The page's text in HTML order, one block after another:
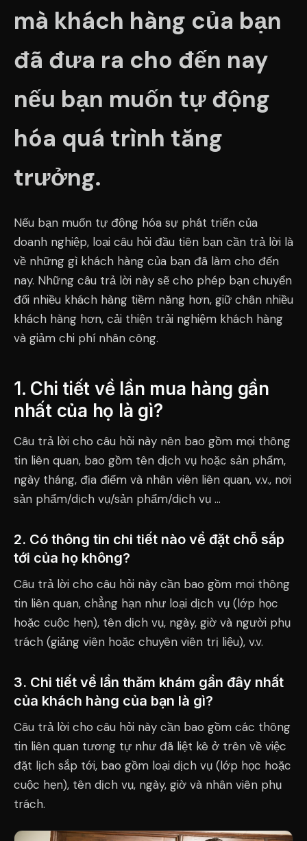
mà khách hàng của bạn
đã đưa ra cho đến nay
nếu bạn muốn tự động
hóa quá trình tăng
trưởng.
Nếu bạn muốn tự động hóa sự phát triển của
doanh nghiệp, loại câu hỏi đầu tiên bạn cần trả lời là
về những gì khách hàng của bạn đã làm cho đến
nay. Những câu trả lời này sẽ cho phép bạn chuyển
đổi nhiều khách hàng tiềm năng hơn, giữ chân nhiều
khách hàng hơn, cải thiện trải nghiệm khách hàng
và giảm chi phí nhân công.
1. Chi tiết về lần mua hàng gần
nhất của họ là gì?
Câu trả lời cho câu hỏi này nên bao gồm mọi thông
tin liên quan, bao gồm tên dịch vụ hoặc sản phẩm,
ngày tháng, địa điểm và nhân viên liên quan, v.v., nơi
sản phẩm/dịch vụ/sản phẩm/dịch vụ ...
2. Có thông tin chi tiết nào về đặt chỗ sắp
tới của họ không?
Câu trả lời cho câu hỏi này cần bao gồm mọi thông
tin liên quan, chẳng hạn như loại dịch vụ (lớp học
hoặc cuộc hẹn), tên dịch vụ, ngày, giờ và người phụ
trách (giảng viên hoặc chuyên viên trị liệu), v.v.
3. Chi tiết về lần thăm khám gần đây nhất
của khách hàng của bạn là gì?
Câu trả lời cho câu hỏi này cần bao gồm các thông
tin liên quan tương tự như đã liệt kê ở trên về việc
đặt lịch sắp tới, bao gồm loại dịch vụ (lớp học hoặc
cuộc hẹn), tên dịch vụ, ngày, giờ và nhân viên phụ
trách.